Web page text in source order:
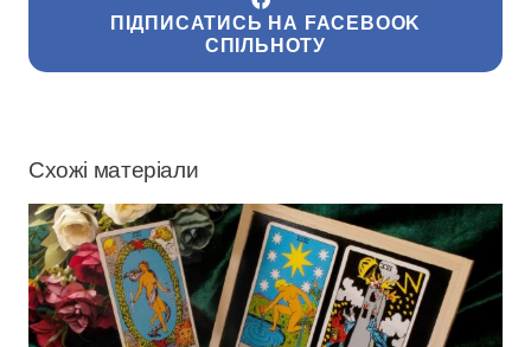
ПІДПИСАТИСЬ НА FACEBOOK
СПІЛЬНОТУ
Схожі матеріали